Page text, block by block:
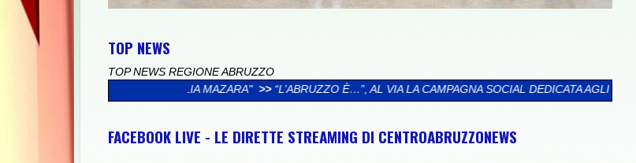
TOP NEWS
TOP NEWS REGIONE ABRUZZO
“L’ABRUZZO È…”, AL VIA LA CAMPAGNA SOCIAL DEDICATA AGLI ABRUZZESI NEL MONDO
FACEBOOK LIVE - LE DIRETTE STREAMING DI CENTROABRUZZONEWS